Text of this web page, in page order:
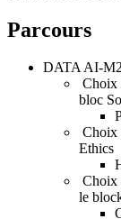
Parcours
DATA AI-
Choix
bloc
Choix
Ethics
le